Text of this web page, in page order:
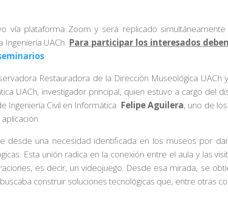
vía plataforma Zoom y será replicado
UACh. Para participar los interesados
Restauradora de la Dirección Museológica
UACh, investigador principal, quien estuvo a cargo del
Ingeniería Civil en Informática Felipe Aguilera, uno de
desde una necesidad identificada en los museos por
Esta unión radica en la conexión entre el aula y las
es decir, un videojuego. Desde esa mirada, se
construir soluciones tecnológicas que, entre otras